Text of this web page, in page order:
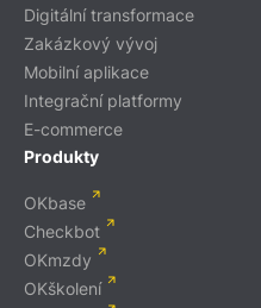
Digitální transformace
Zakázkový vývoj
Mobilní aplikace
Integrační platformy
E-commerce
Produkty
OKbase
Checkbot
OKmzdy
OKškolení